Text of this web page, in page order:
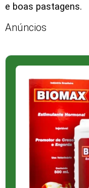
e boas pastagens.
Anúncios